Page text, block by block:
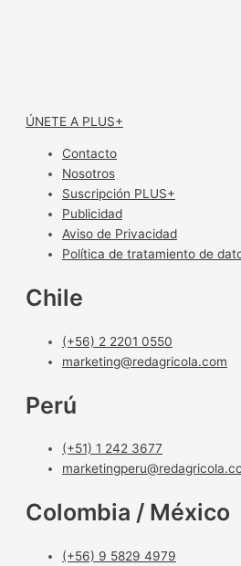
ÚNETE A PLUS+
Contacto
Nosotros
Suscripción PLUS+
Publicidad
Aviso de Privacidad
Política de tratamiento de
Chile
(+56) 2 2201 0550
marketing@redagricola.com
Perú
(+51) 1 242 3677
Colombia / México
(+56) 9 5829 4979